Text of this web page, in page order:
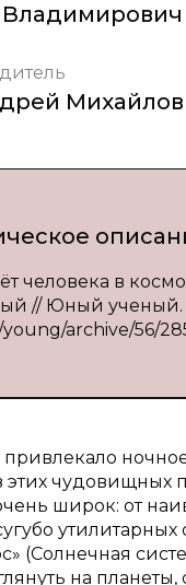
человека в
// Юный
archive/56/
этих чудовищных
широк: от
(Солнечная
на